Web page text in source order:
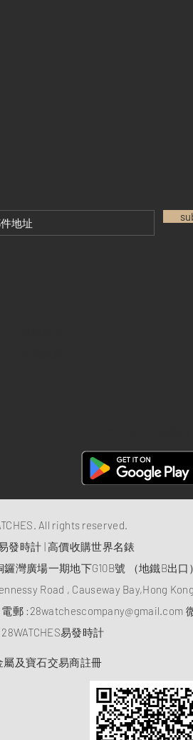
All rights reserved.
發時計 | 高價收購世界名錶
灣廣場一期地下G10B號 （地鐵B出口）
Road , Causeway Bay,Hong Kong
電郵 : 28watchescompany@gmail.com
易發時計
屬及寶石交易商註冊